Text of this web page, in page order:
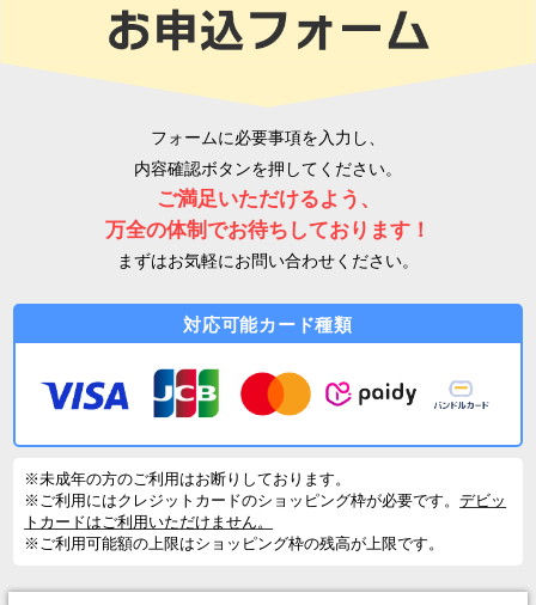
フォームに必要事項を入力し、
内容確認ボタンを押してください。
ご満足いただけるよう、
万全の体制でお待ちしております！
まずはお気軽にお問い合わせください。
対応可能カード種類
※未成年の方のご利用はお断りしております。
※ご利用にはクレジットカードのショッピング枠が必要です。デビッ
トカードはご利用いただけません。
※ご利用可能額の上限はショッピング枠の残高が上限です。